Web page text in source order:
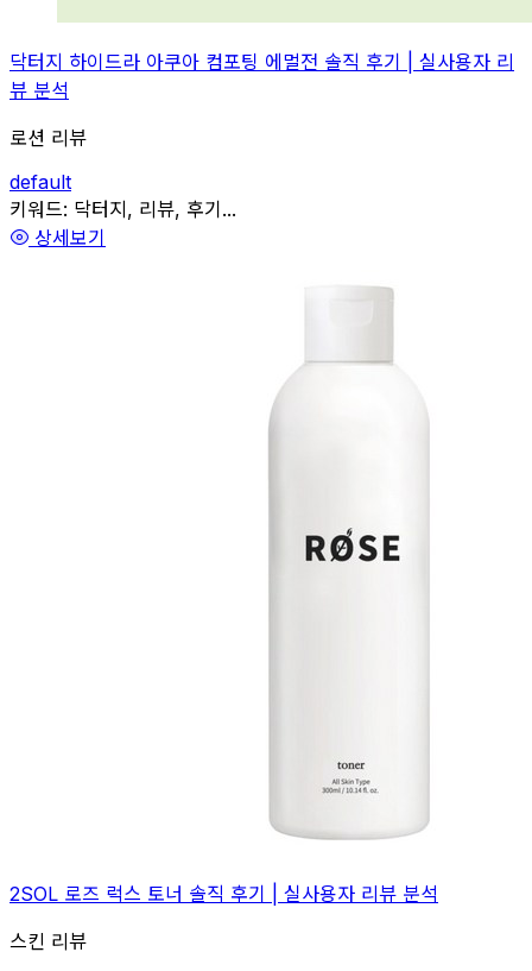
닥터지 하이드라 아쿠아 컴포팅 에멀전 솔직 후기 | 실사용자 리
뷰 분석
로션 리뷰
default
관련
키워드: 닥터지, 리뷰, 후기...
상세보기
2SOL 로즈 럭스 토너 솔직 후기 | 실사용자 리뷰 분석
스킨 리뷰